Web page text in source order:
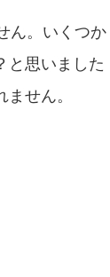
ん。いくつか
と思いました
ません。